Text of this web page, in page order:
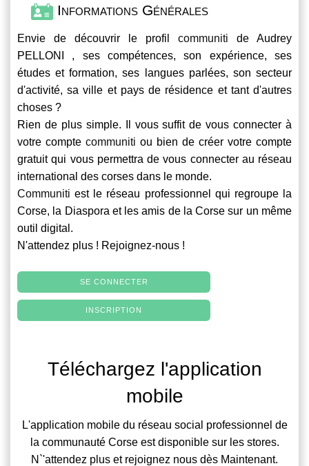
Informations Générales
Envie de découvrir le profil communiti de Audrey
PELLONI , ses compétences, son expérience, ses
études et formation, ses langues parlées, son secteur
d'activité, sa ville et pays de résidence et tant d'autres
choses ?
Rien de plus simple. Il vous suffit de vous connecter à
votre compte communiti ou bien de créer votre compte
gratuit qui vous permettra de vous connecter au réseau
international des corses dans le monde.
Communiti est le réseau professionnel qui regroupe la
Corse, la Diaspora et les amis de la Corse sur un même
outil digital.
N'attendez plus ! Rejoignez-nous !
SE CONNECTER
INSCRIPTION
Téléchargez l'application
mobile
L'application mobile du réseau social professionnel de
la communauté Corse est disponible sur les stores.
N`'attendez plus et rejoignez nous dès Maintenant.